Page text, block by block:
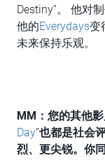
Destiny”。 他对
他的Everydays变
未来保持乐观。
MM ：您的其他
Day”也都是社会
烈、更尖锐。你